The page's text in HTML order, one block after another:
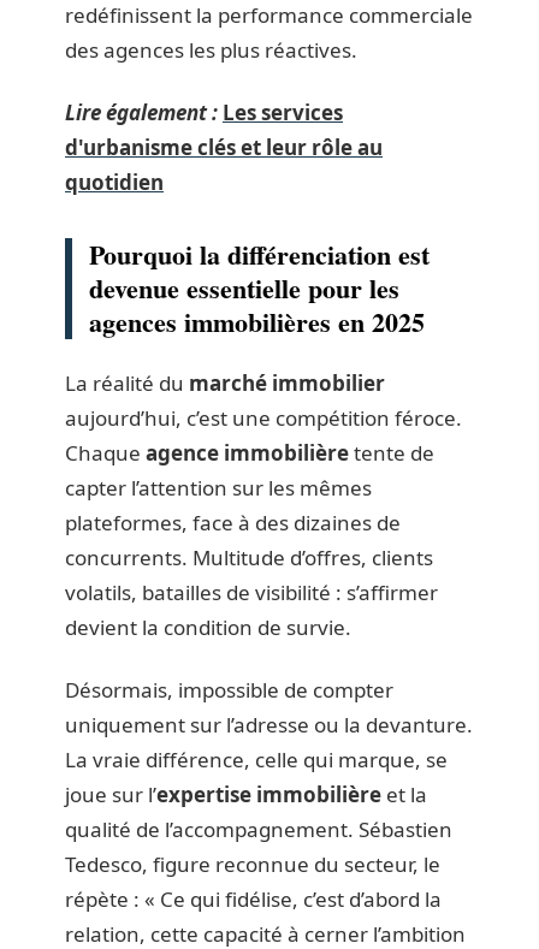
redéfinissent la performance commerciale
des agences les plus réactives.
Lire également : Les services
d'urbanisme clés et leur rôle au
quotidien
Pourquoi la différenciation est
devenue essentielle pour les
agences immobilières en 2025
La réalité du marché immobilier
aujourd’hui, c’est une compétition féroce.
Chaque agence immobilièretente de
capter l’attention sur les mêmes
plateformes, face à des dizaines de
concurrents. Multitude d’offres, clients
volatils, batailles de visibilité : s’affirmer
devient la condition de survie.
Désormais, impossible de compter
uniquement sur l’adresse ou la devanture.
La vraie différence, celle qui marque, se
joue sur l’expertise immobilière et la
qualité de l’accompagnement. Sébastien
Tedesco, figure reconnue du secteur, le
répète : « Ce qui fidélise, c’est d’abord la
relation, cette capacité à cerner l’ambition